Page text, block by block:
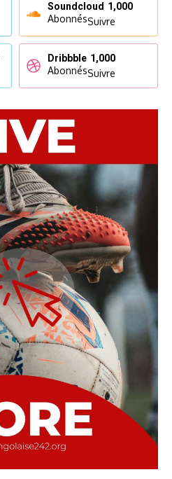
Soundcloud 1,000
AbonnésSuivre
Dribbble 1,000
AbonnésSuivre